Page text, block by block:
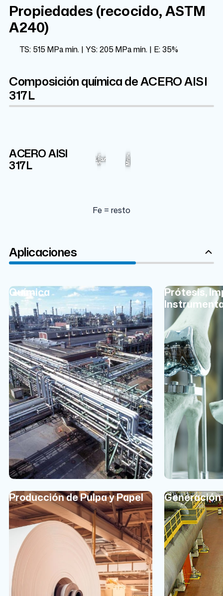
Propiedades (recocido, ASTM
A240)
TS: 515 MPa mín. | YS: 205 MPa mín. | E: 35%
Composición química de ACERO AISI
317L
ACERO AISI
317L C
Si
1%P
S Mn
2%
Fe = resto
Aplicaciones
Química
Prótesis,
Producción de Pulpa y Papel